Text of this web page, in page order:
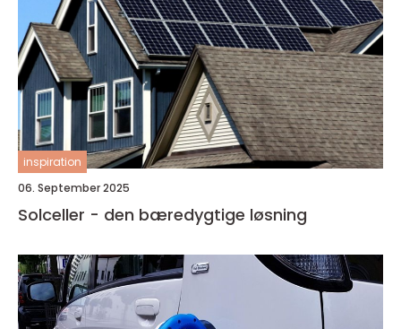
inspiration
06. September 2025
Solceller - den bæredygtige løsning